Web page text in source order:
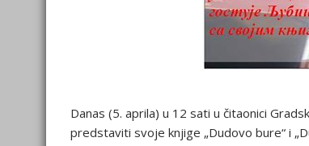
Danas (5. aprila) u 12 sati u čitaonici
predstaviti svoje knjige „Dudovo bure“ i